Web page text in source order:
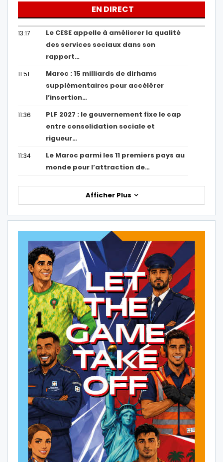
EN DIRECT
13:17
Le CESE appelle à améliorer la qualité
des services sociaux dans son
rapport…
11:51
Maroc : 15 milliards de dirhams
supplémentaires pour accélérer
l’insertion…
11:36
PLF 2027 : le gouvernement fixe le cap
entre consolidation sociale et
rigueur…
11:34
Le Maroc parmi les 11 premiers pays au
monde pour l’attraction de…
Afficher Plus